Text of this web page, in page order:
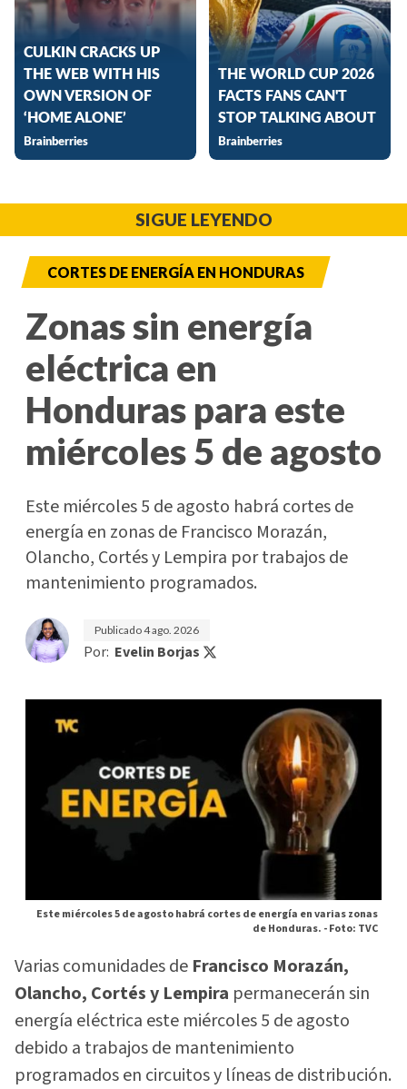
SIGUE LEYENDO
CORTES DE ENERGÍA EN HONDURAS
Zonas sin energía
eléctrica en
Honduras para este
miércoles 5 de agosto
Este miércoles 5 de agosto habrá cortes de
energía en zonas de Francisco Morazán,
Olancho, Cortés y Lempira por trabajos de
mantenimiento programados.
Publicado4 ago. 2026
Por: Evelin Borjas
Este miércoles 5 de agosto habrá cortes de energía en varias zonas
de Honduras. -Foto: TVC
Varias comunidades de Francisco Morazán,
Olancho, Cortés y Lempira permanecerán sin
energía eléctrica este miércoles 5 de agosto
debido a trabajos de mantenimiento
programados en circuitos y líneas de distribución.